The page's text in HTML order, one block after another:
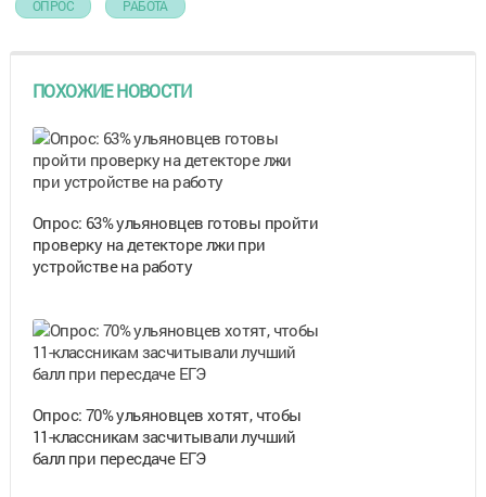
ОПРОС РАБОТА
ПОХОЖИЕ НОВОСТИ
Опрос: 63% ульяновцев готовы пройти
проверку на детекторе лжи при
устройстве на работу
Опрос: 70% ульяновцев хотят, чтобы
11-классникам засчитывали лучший
балл при пересдаче ЕГЭ